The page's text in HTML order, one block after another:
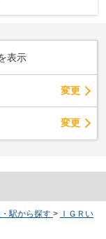
表示
変更
変更
駅から探す > ＩＧＲい